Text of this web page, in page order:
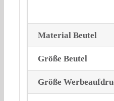
Material Beutel
Größe Beutel
Größe